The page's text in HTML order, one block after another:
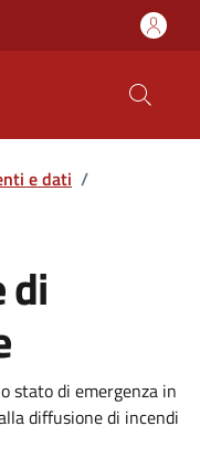
e dati /
di
stato di emergenza in
diffusione di incendi